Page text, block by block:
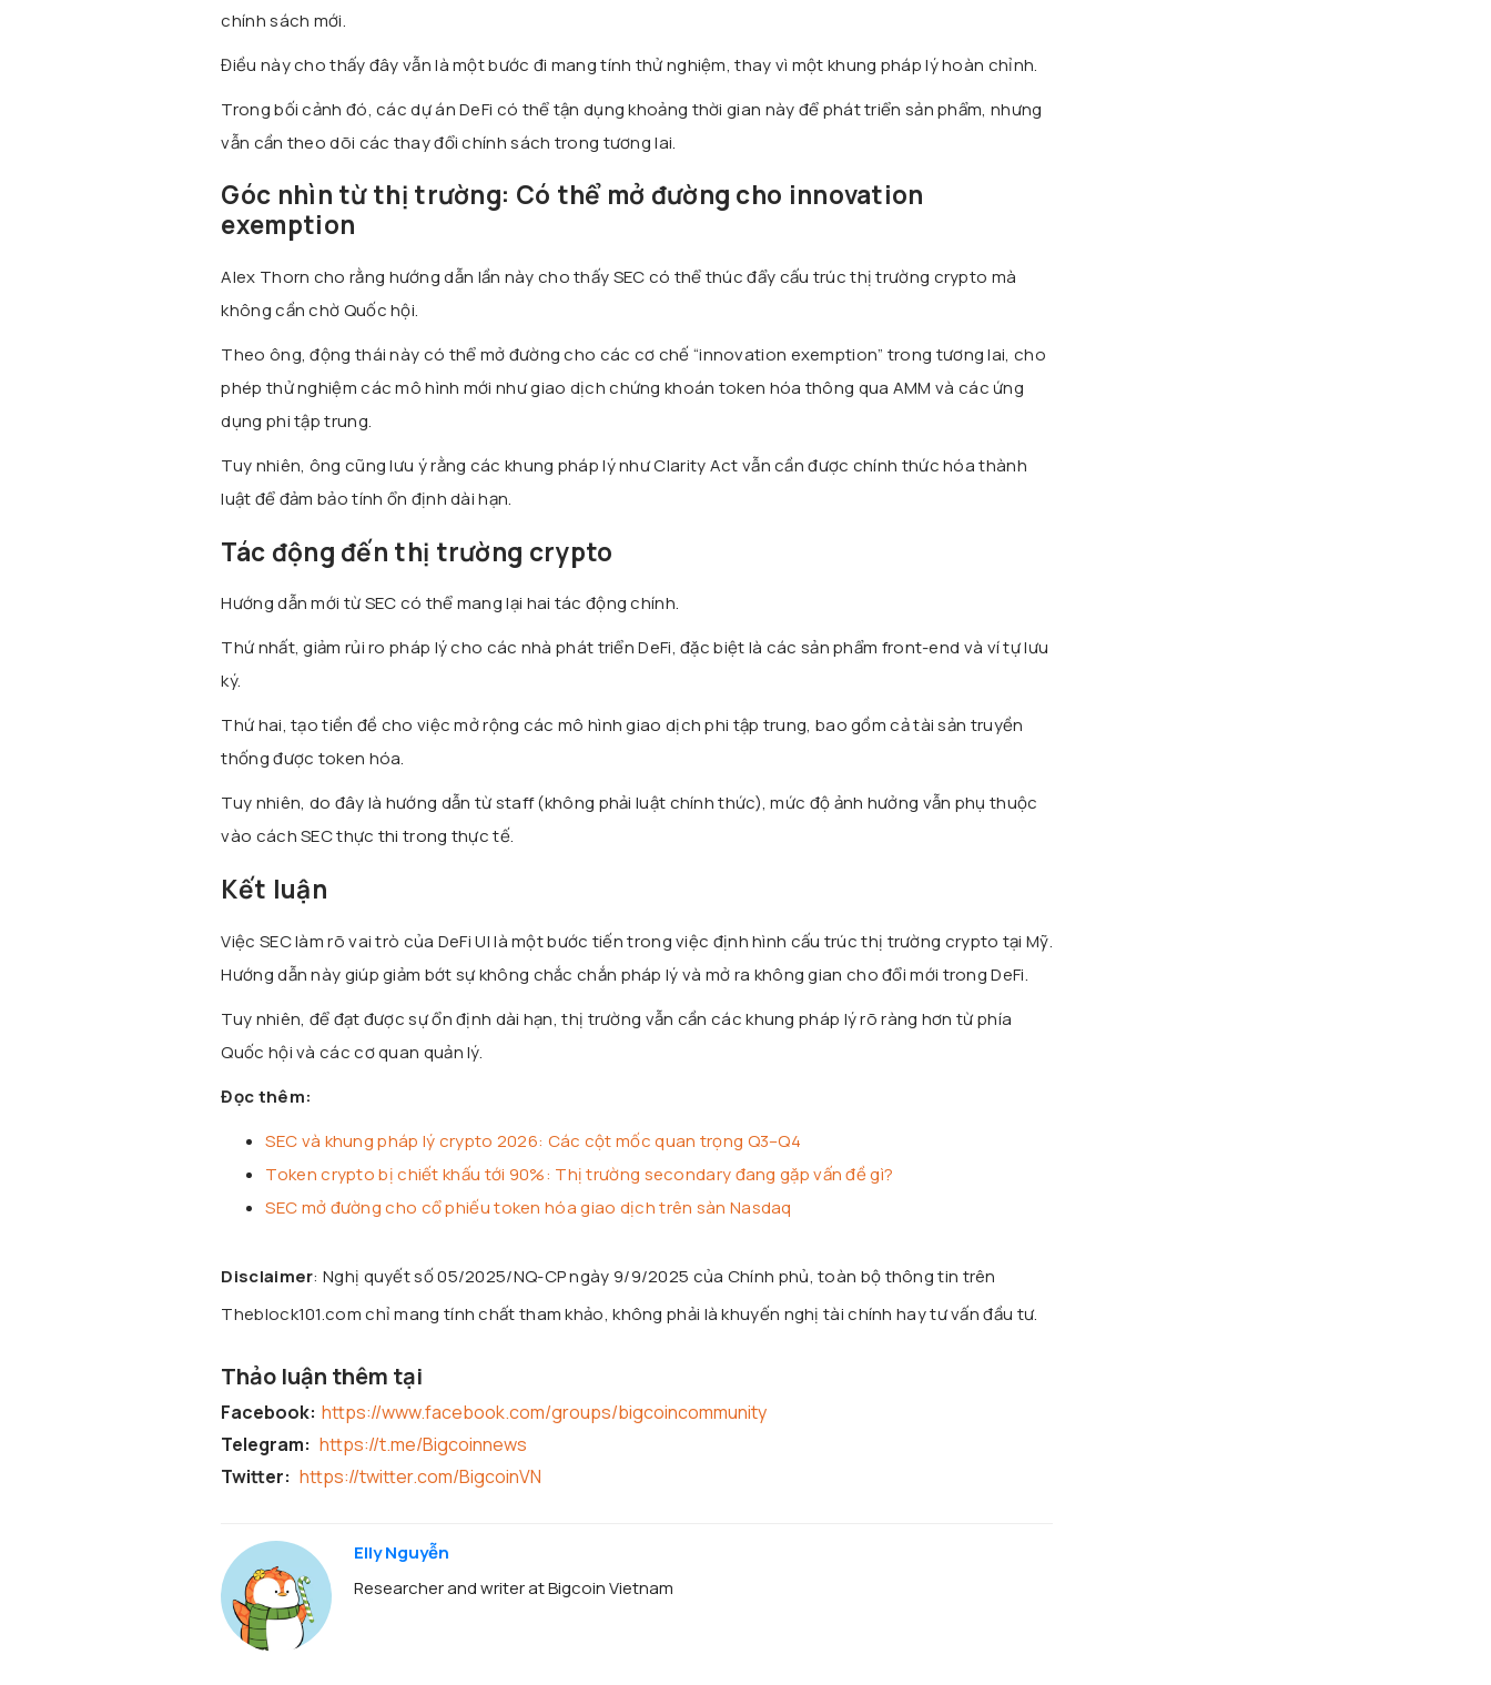
chính sách mới.
Điều này cho thấy đây vẫn là một bước đi mang tính thử nghiệm, thay vì một khung pháp lý hoàn chỉnh.
Trong bối cảnh đó, các dự án DeFi có thể tận dụng khoảng thời gian này để phát triển sản phẩm, nhưng
vẫn cần theo dõi các thay đổi chính sách trong tương lai.
Góc nhìn từ thị trường: Có thể mở đường cho innovation
exemption
Alex Thorn cho rằng hướng dẫn lần này cho thấy SEC có thể thúc đẩy cấu trúc thị trường crypto mà
không cần chờ Quốc hội.
Theo ông, động thái này có thể mở đường cho các cơ chế “innovation exemption” trong tương lai, cho
phép thử nghiệm các mô hình mới như giao dịch chứng khoán token hóa thông qua AMM và các ứng
dụng phi tập trung.
Tuy nhiên, ông cũng lưu ý rằng các khung pháp lý như Clarity Act vẫn cần được chính thức hóa thành
luật để đảm bảo tính ổn định dài hạn.
Tác động đến thị trường crypto
Hướng dẫn mới từ SEC có thể mang lại hai tác động chính.
Thứ nhất, giảm rủi ro pháp lý cho các nhà phát triển DeFi, đặc biệt là các sản phẩm front-end và ví tự lưu
ký.
Thứ hai, tạo tiền đề cho việc mở rộng các mô hình giao dịch phi tập trung, bao gồm cả tài sản truyền
thống được token hóa.
Tuy nhiên, do đây là hướng dẫn từ staff (không phải luật chính thức), mức độ ảnh hưởng vẫn phụ thuộc
vào cách SEC thực thi trong thực tế.
Kết luận
Việc SEC làm rõ vai trò của DeFi UI là một bước tiến trong việc định hình cấu trúc thị trường crypto tại Mỹ.
Hướng dẫn này giúp giảm bớt sự không chắc chắn pháp lý và mở ra không gian cho đổi mới trong DeFi.
Tuy nhiên, để đạt được sự ổn định dài hạn, thị trường vẫn cần các khung pháp lý rõ ràng hơn từ phía
Quốc hội và các cơ quan quản lý.
Đọc thêm:
SEC và khung pháp lý crypto 2026: Các cột mốc quan trọng Q3–Q4
Token crypto bị chiết khấu tới 90%: Thị trường secondary đang gặp vấn đề gì?
SEC mở đường cho cổ phiếu token hóa giao dịch trên sàn Nasdaq
Disclaimer: Nghị quyết số 05/2025/NQ-CP ngày 9/9/2025 của Chính phủ, toàn bộ thông tin trên
Theblock101.com chỉ mang tính chất tham khảo, không phải là khuyến nghị tài chính hay tư vấn đầu tư.
Thảo luận thêm tại
Facebook: https://www.facebook.com/groups/bigcoincommunity
Telegram: https://t.me/Bigcoinnews
Twitter: https://twitter.com/BigcoinVN
Elly Nguyễn
Researcher and writer at Bigcoin Vietnam